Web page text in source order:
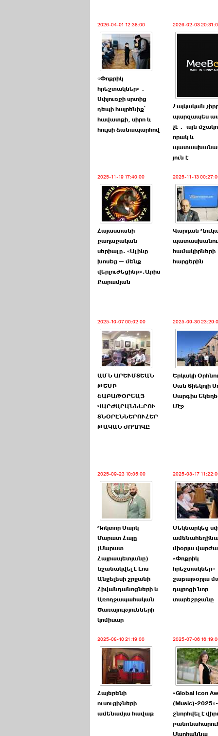
2026-04-01 12:38:00
«Փոքրիկ
հրեշտակներ»․
Սփյուռքի սրտից
դեպի հայրենիք՝
հավատքի, սիրո և
հույսի ճանապարհով
2026-02-03
Հայկական
պարզապես
չէ․ այն
որակ և
յուն է
2025-11-19 17:40:00
Հայաստանի
քաղաքական
սերիալը. «Ալիևը
խոսեց — մենք
վերլուծեցինք».Արիս
Քարամյան
2025-11-13
Վարդան
համակիրների
հարցերին
2025-10-07 00:02:00
ԱՄՆ ԱՐԵՒՄՏԵԱՆ
ԹԵՄԻ
ՇԱԲԱԹՕՐԵԱՅ
ՎԱՐԺԱՐԱՆՆԵՐՈՒ
ՏՆՕՐԷՆՆԵՐՈՒՀԵՐ
ԹԱԿԱՆ ԺՈՂՈՎԸ
2025-09-30
Երկակի
Սան Տիեկոյի
Սարգիս
Մէջ
2025-09-23 10:05:00
Դոկտոր Մարկ
Մարատ Հայը
(Մարատ
Հայրապետյանը)
նշանակվել է Լոս
Անջելեսի շրջանի
Հիվանդանոցների և
Առողջապահական
Ծառայությունների
կոմիսար
2025-08-17
Մեկնարկեց
միօրյա
«Փոքրիկ
հրեշտակներ»
շաբաթօրյա
դպրոցի նոր
տարեշրջանը
2025-08-10 21:19:00
Հայերենի
ուսուցիչների
ամենամյա հավաք
2025-07-06
«Global Icon
(Music)-
շնորհվել է
Մարիաննա